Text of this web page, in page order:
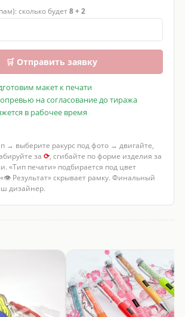
сколько будет8 + 2
🛒 Отправить заявку
макет к печати
на согласование до тиража
в рабочее время
→ выберите ракурс под фото → двигайте,
за ⟳, сгибайте по форме изделия за
«Тип печати» подбирается под цвет
Результат» скрывает рамку. Финальный
дизайнер.